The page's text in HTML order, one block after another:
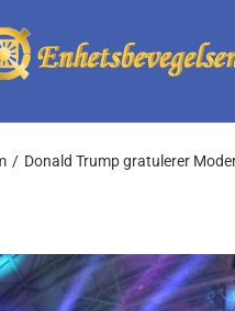
Donald Trump gratulerer